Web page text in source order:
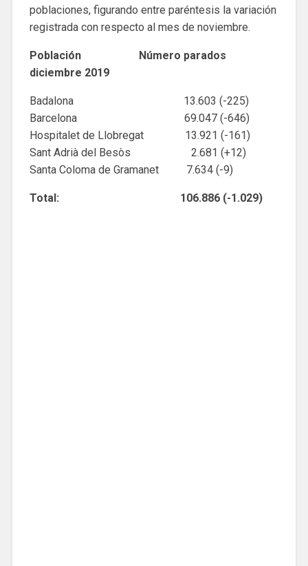
poblaciones, figurando entre paréntesis la variación
registrada con respecto al mes de noviembre.
Población Número parados
diciembre 2019
Badalona 13.603 (-225)
Barcelona 69.047 (-646)
Hospitalet de Llobregat 13.921 (-161)
Sant Adrià del Besòs 2.681 (+12)
Santa Coloma de Gramanet 7.634 (-9)
Total: 106.886 (-1.029)